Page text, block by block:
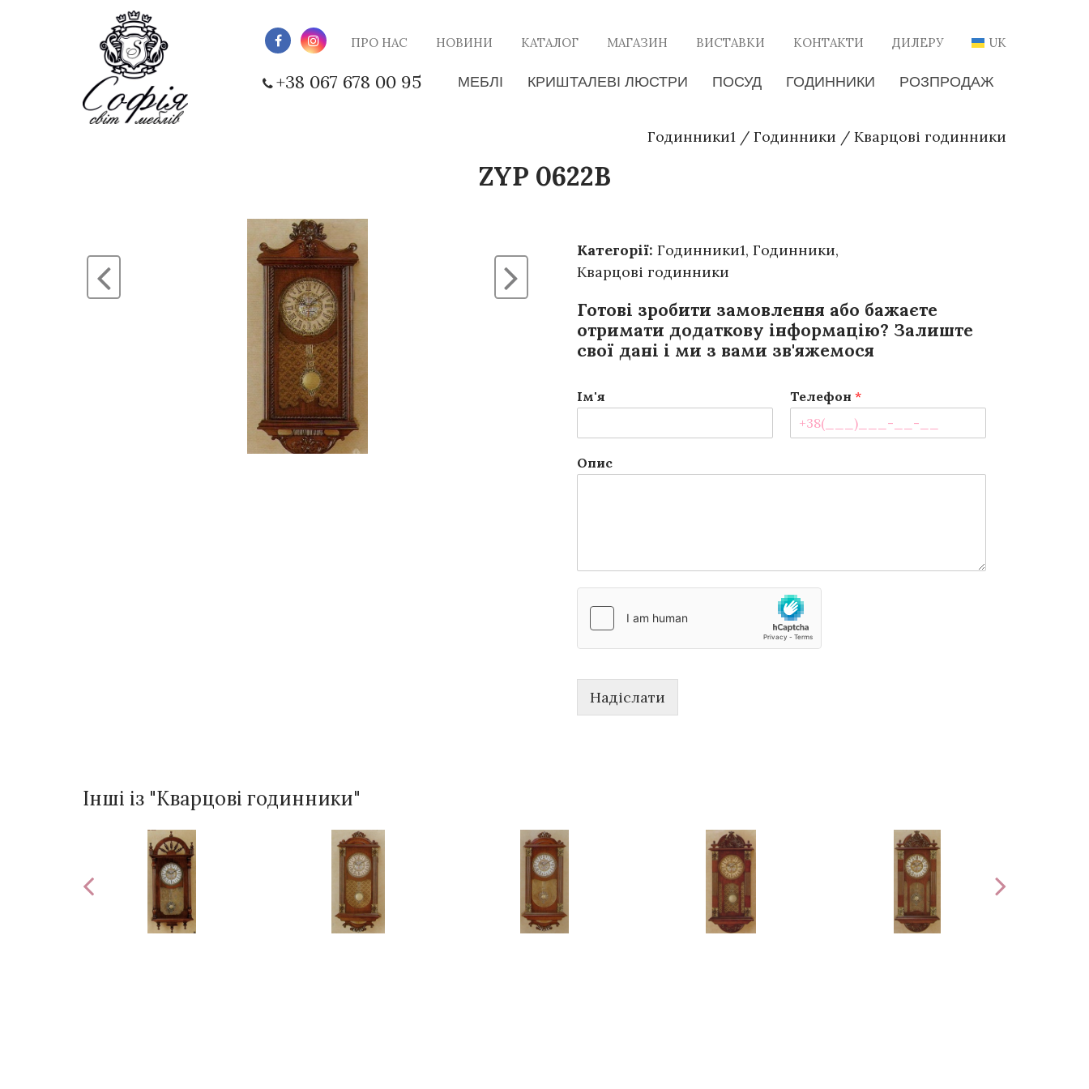
ПРО НАС НОВИНИ КАТАЛОГ МАГАЗИН ВИСТАВКИ КОНТАКТИ ДИЛЕРУ UK
+38 067 678 00 95 МЕБЛІ КРИШТАЛЕВІ ЛЮСТРИ ПОСУД ГОДИННИКИ РОЗПРОДАЖ
Годинники1 / Годинники / Кварцові годинники
ZYP 0622B
Категорії: Годинники1, Годинники,
Кварцові годинники
Готові зробити замовлення або бажаєте
отримати додаткову інформацію? Залиште
свої дані і ми з вами зв'яжемося
Ім'я Телефон *
Опис
Надіслати
Інші із "Кварцові годинники"